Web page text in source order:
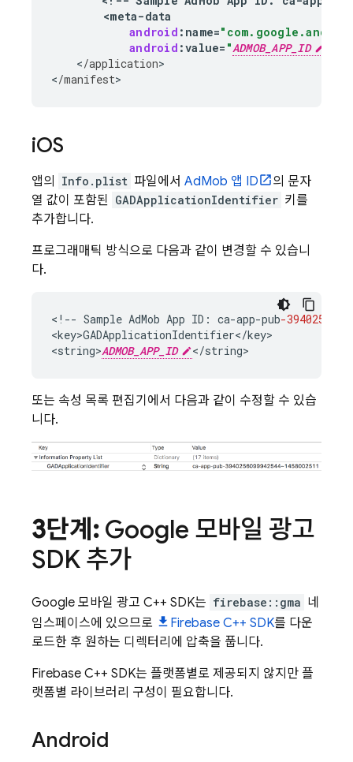
<meta-data
android : name=
android :value= "ADMOB_APP_ID
</application>
</manifest>
iOS
앱의 Info.plist 파일에서 AdMob 앱 ID
의 문자
열 값이 포함된 GADApplicationIdentifier 키를
추가합니다.
프로그래매틱 방식으로 다음과 같이 변경할 수 있습니
다.
< !-- Sample AdMob App ID : ca-app-pub-
<key>GADApplicationIdentifier</key>
<string>ADMOB_APP_ID </string>
또는 속성 목록 편집기에서 다음과 같이 수정할 수 있습
니다.
3단계: Google 모바일 광고
SDK 추가
Google 모바일 광고 C++ SDK는 firebase::gma 네
임스페이스에 있으므로
Firebase C++ SDK를 다운
로드한 후 원하는 디렉터리에 압축을 풉니다.
Firebase C++ SDK는 플랫폼별로 제공되지 않지만 플
랫폼별 라이브러리 구성이 필요합니다.
Android